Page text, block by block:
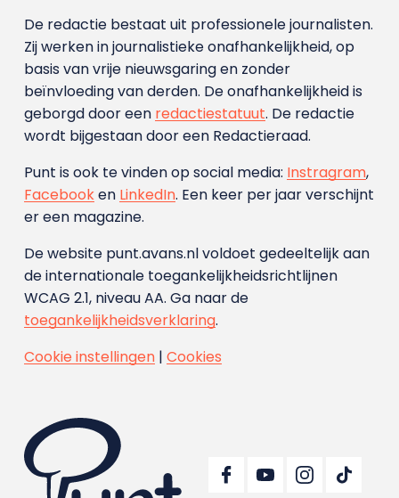
De redactie bestaat uit professionele journalisten.
Zij werken in journalistieke onafhankelijkheid, op
basis van vrije nieuwsgaring en zonder
beïnvloeding van derden. De onafhankelijkheid is
geborgd door een redactiestatuut. De redactie
wordt bijgestaan door een Redactieraad.
Punt is ook te vinden op social media: Instragram,
Facebooken LinkedIn. Een keer per jaar verschijnt
er een magazine.
De website punt.avans.nl voldoet gedeeltelijk aan
de internationale toegankelijkheidsrichtlijnen
WCAG 2.1, niveau AA. Ga naar de
toegankelijkheidsverklaring.
Cookie instellingen| Cookies